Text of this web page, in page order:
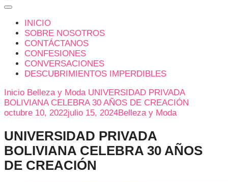
INICIO
SOBRE NOSOTROS
CONTÁCTANOS
CONFESIONES
CONVERSACIONES
DESCUBRIMIENTOS IMPERDIBLES
Inicio Belleza y Moda UNIVERSIDAD PRIVADA
BOLIVIANA CELEBRA 30 AÑOS DE CREACIÓN
octubre 10, 2022julio 15, 2024Belleza y Moda
UNIVERSIDAD PRIVADA
BOLIVIANA CELEBRA 30 AÑOS
DE CREACIÓN